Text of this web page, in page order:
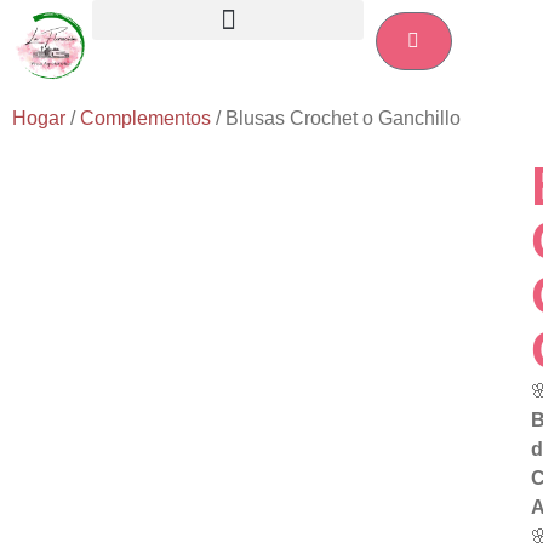
Hogar /Complementos / Blusas Crochet o Ganchillo